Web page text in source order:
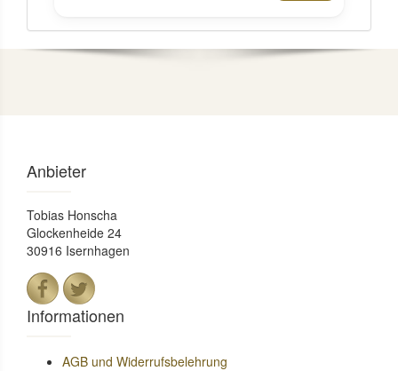
Anbieter
Tobias Honscha
Glockenheide 24
30916 Isernhagen
Informationen
AGB und Widerrufsbelehrung